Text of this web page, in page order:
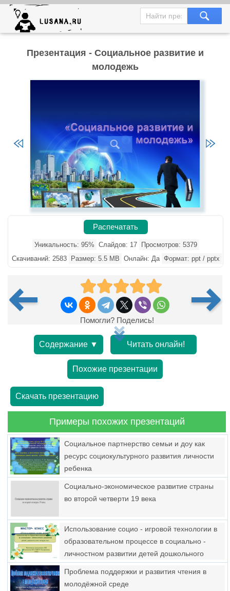
Презентация - Социальное развитие и
молодежь
Распечатать
Уникальность: 95% Слайдов: 17
Просмотров: 5379
Скачиваний: 2583
Размер: 5.5 MB Онлайн: Да Формат: ppt / pptx
Помогли? Поделись!
Содержание ▼ Читать онлайн!
Похожие презентации
Скачать презентацию
Примеры похожих презентаций
Социальное партнерство семьи и доу как
ресурс социокультурного развития личности
ребенка
Социально-экономическое развитие страны
во второй четверти 19 века
Использование социо - игровой технологии в
образовательном процессе в социально -
личностном развитии детей дошкольного
Проблема поддержки и развития чтения в
молодёжной среде